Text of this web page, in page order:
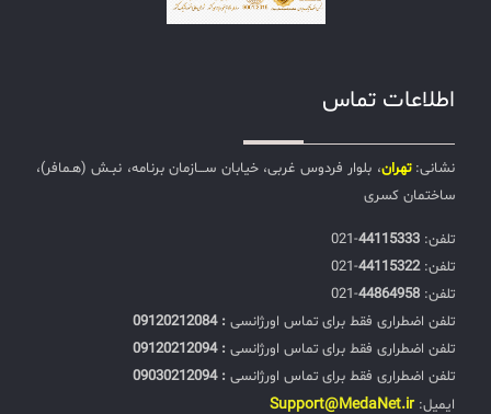
اطلاعات تماس
نشانی:تهران، بلوار فردوس غربی، خیابان ســـازمان برنامه، نبـش (هـمافر)،
ساختمان کسری
تلفن:‌ 44115333
-021
تلفن:‌44115322
-021
تلفن:‌ 44864958
-021
تلفن اضطراری فقط برای تماس اورژانسی : 09120212084
تلفن اضطراری فقط برای تماس اورژانسی : 09120212094
تلفن اضطراری فقط برای تماس اورژانسی : 09030212094
ایمیل: Support@MedaNet.ir